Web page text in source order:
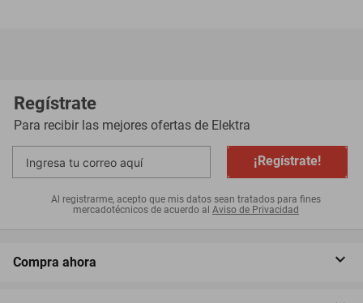
Regístrate
Para recibir las mejores ofertas de Elektra
¡Regístrate!
Al registrarme, acepto que mis datos sean tratados para fines
mercadotécnicos de acuerdo al Aviso de Privacidad
Compra ahora